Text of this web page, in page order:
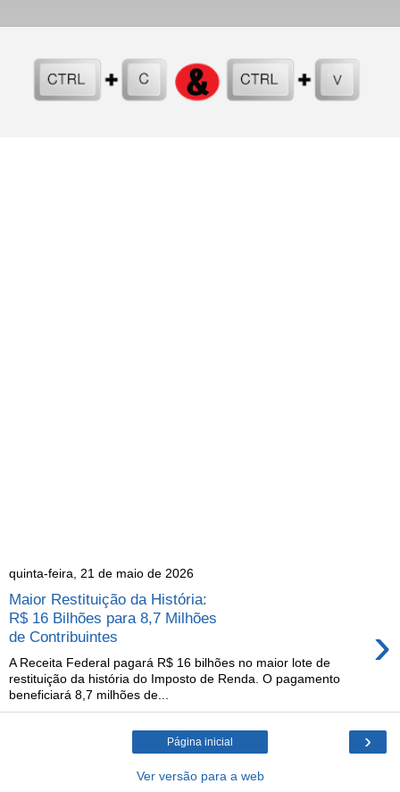
quinta-feira, 21 de maio de 2026
Maior Restituição da História:
R$ 16 Bilhões para 8,7 Milhões
de Contribuintes
›
A Receita Federal pagará R$ 16 bilhões no maior lote de
restituição da história do Imposto de Renda. O pagamento
beneficiará 8,7 milhões de...
›
Página inicial
Ver versão para a web